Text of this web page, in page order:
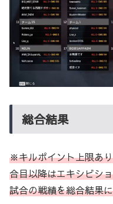
総合結果
※キルポイント上限あ
合目以降はエキシビシ
試合の戦績を総合結果